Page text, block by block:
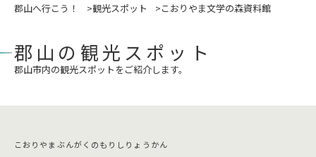
郡山へ行こう！ 観光スポット こおりやま文学の森資料館
郡山の観光スポット
郡山市内の観光スポットをご紹介します。